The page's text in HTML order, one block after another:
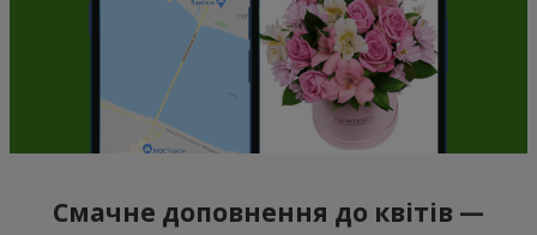
Смачне доповнення до квітів —